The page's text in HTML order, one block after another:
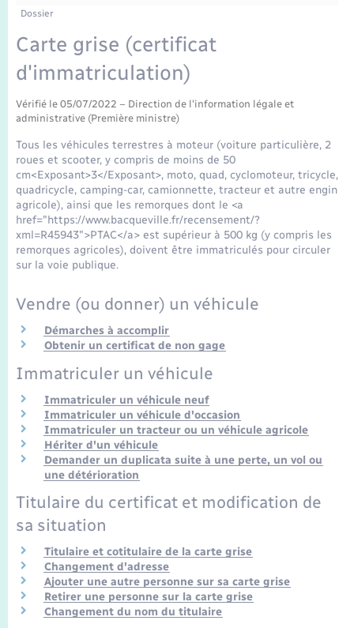
Etat-civil - Papiers - Citoyenneté
Mariage – PACS
Parrainage civil
Recensement
Loisirs
Nouvel habitant
Numérique
Organisation d’événement
Sécurité - Prévention
Transports
Transports scolaires
Voirie et espace public
Travaux - Autorisation d’occupation de l’espace
Compétences
Plan interactif
Présentation de la commune
Publications
La Communauté de communes
Dossier
Carte grise (certificat
d'immatriculation)
Vérifié le 05/07/2022 – Direction de l'information légale et
administrative (Première ministre)
Tous les véhicules terrestres à moteur (voiture particulière, 2
roues et scooter, y compris de moins de 50
cm<Exposant>3</Exposant>, moto, quad, cyclomoteur, tricycle,
quadricycle, camping-car, camionnette, tracteur et autre engin
agricole), ainsi que les remorques dont le <a
href="https://www.bacqueville.fr/recensement/?
xml=R45943">PTAC</a> est supérieur à 500 kg (y compris les
remorques agricoles), doivent être immatriculés pour circuler
sur la voie publique.
Vendre (ou donner) un véhicule
Démarches à accomplir
Obtenir un certificat de non gage
Immatriculer un véhicule
Immatriculer un véhicule neuf
Immatriculer un véhicule d'occasion
Immatriculer un tracteur ou un véhicule agricole
Hériter d'un véhicule
Demander un duplicata suite à une perte, un vol ou
une détérioration
Titulaire du certificat et modification de
sa situation
Titulaire et cotitulaire de la carte grise
Changement d'adresse
Ajouter une autre personne sur sa carte grise
Retirer une personne sur la carte grise
Changement du nom du titulaire